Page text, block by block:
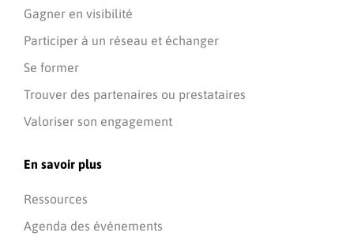
Gagner en visibilité
Participer à un réseau et échanger
Se former
Trouver des partenaires ou prestataires
Valoriser son engagement
En savoir plus
Ressources
Agenda des événements